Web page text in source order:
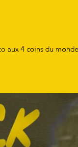
aux 4 coins du monde